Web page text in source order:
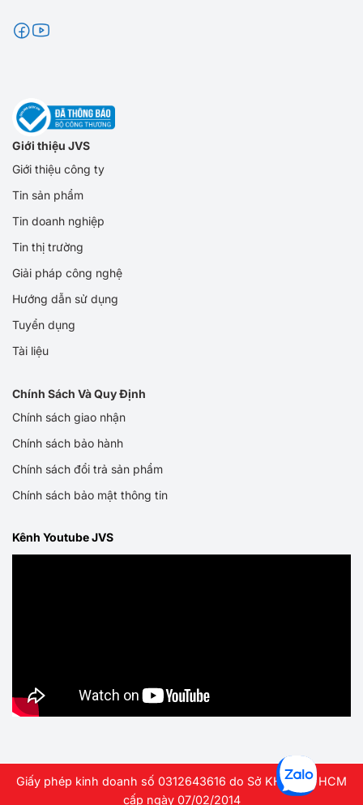
Giới thiệu JVS
Giới thiệu công ty
Tin sản phẩm
Tin doanh nghiệp
Tin thị trường
Giải pháp công nghệ
Hướng dẫn sử dụng
Tuyển dụng
Tài liệu
Chính Sách Và Quy Định
Chính sách giao nhận
Chính sách bảo hành
Chính sách đổi trả sản phẩm
Chính sách bảo mật thông tin
Kênh Youtube JVS
Giấy phép kinh doanh số 0312643616 do Sở KHDT TP HCM
cấp ngày 07/02/2014